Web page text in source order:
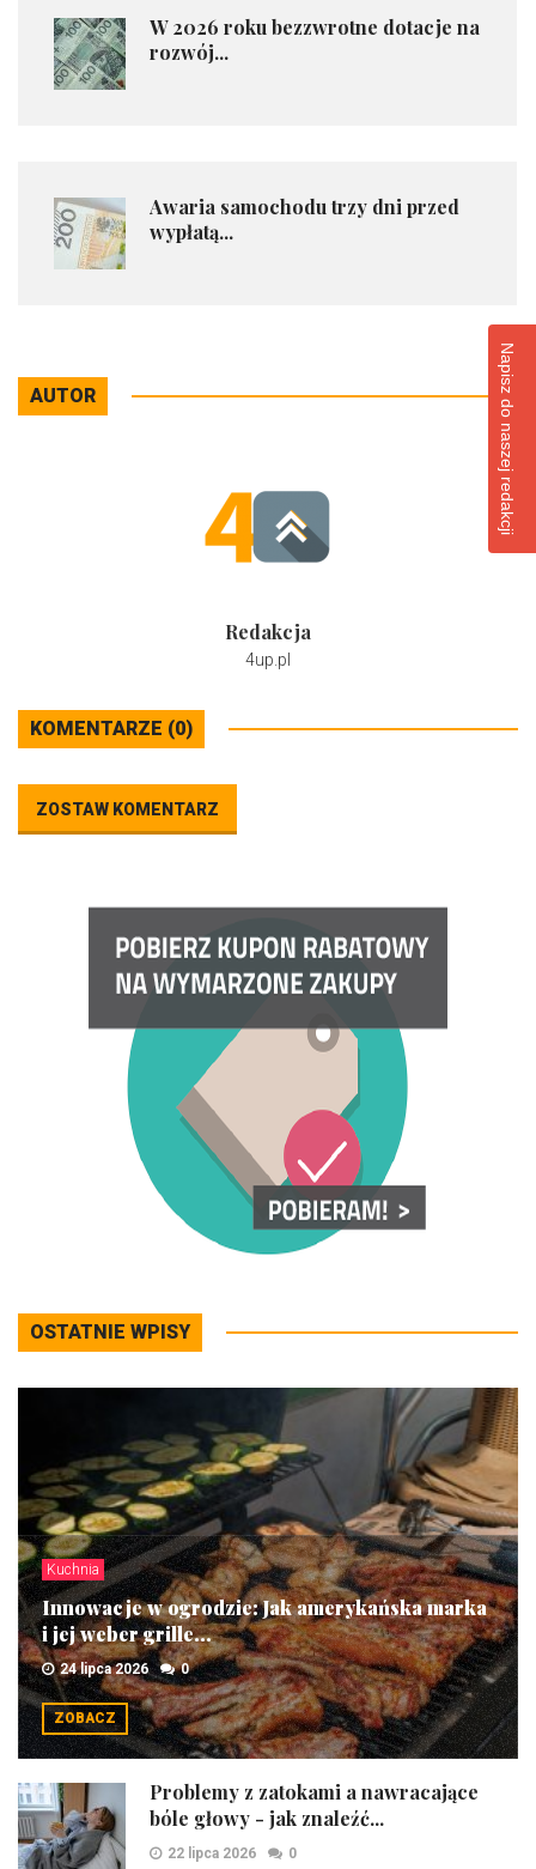
​W 2026 roku bezzwrotne dotacje na
rozwój...
​Awaria samochodu trzy dni przed
wypłatą...
AUTOR
Redakcja
4up.pl
KOMENTARZE (0)
ZOSTAW KOMENTARZ
OSTATNIE WPISY
Kuchnia
Innowacje w ogrodzie: Jak amerykańska marka
i jej weber grille...
24 lipca 2026 0
ZOBACZ
Problemy z zatokami a nawracające
bóle głowy - jak znaleźć...
22 lipca 2026 0
Napisz do naszej redakcji